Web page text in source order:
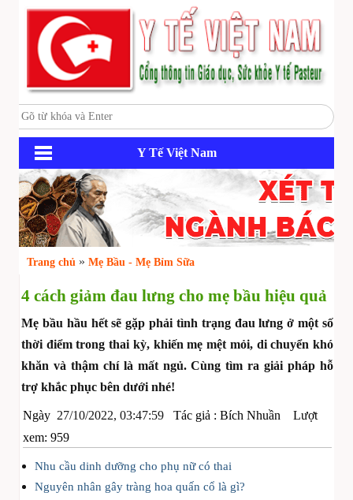
Y Tế Việt Nam
Trang chủ » Mẹ Bầu - Mẹ Bỉm Sữa
4 cách giảm đau lưng cho mẹ bầu hiệu quả
Mẹ bầu hầu hết sẽ gặp phải tình trạng đau lưng ở một số
thời điểm trong thai kỳ, khiến mẹ mệt mỏi, di chuyển khó
khăn và thậm chí là mất ngủ. Cùng tìm ra giải pháp hỗ
trợ khắc phục bên dưới nhé!
Ngày 27/10/2022, 03:47:59 Tác giả : Bích Nhuần Lượt
xem: 959
Nhu cầu dinh dưỡng cho phụ nữ có thai
Nguyên nhân gây tràng hoa quấn cổ là gì?